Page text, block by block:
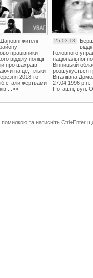
Шановні жителі
району!
працівники
відділу поліції
про шахраїв.
на це, тільки
2018-го
стали жертвами
25.03.18
Головного
національної
Вінницькій
розшукується
Віталіївна
27.04.1996 р.н.,
Поташні, вул.
та натисніть Ctrl+Enter